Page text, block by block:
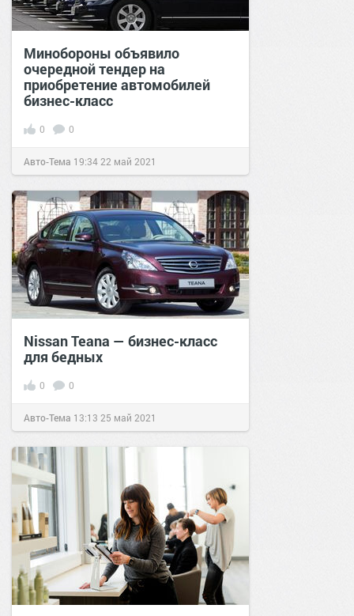
Минобороны объявило
очередной тендер на
приобретение автомобилей
бизнес-класс
0 0
Авто-Тема 19:34 22 май 2021
Nissan Teana — бизнес-класс
для бедных
0 0
Авто-Тема 13:13 25 май 2021